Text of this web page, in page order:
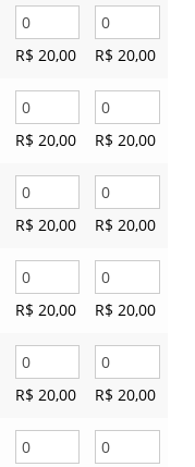
R$ 20,00 R$ 20,00
R$ 20,00 R$ 20,00
R$ 20,00 R$ 20,00
R$ 20,00 R$ 20,00
R$ 20,00 R$ 20,00